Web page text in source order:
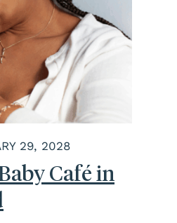
29, 2028
Café in